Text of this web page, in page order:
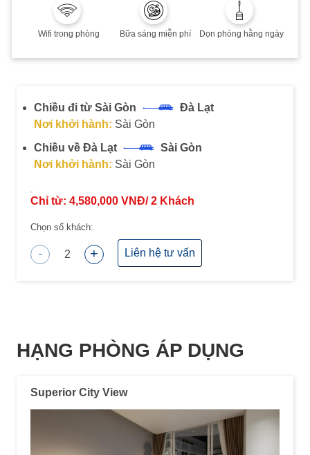
Combo không hoàn, không huỷ, không thay đổi
Wifi trong phòng Bữa sáng miễn phí Dọn phòng hằng ngày
Chiều đi từ Sài Gòn
Đà Lạt
Nơi khởi hành: Sài Gòn
Chiều về Đà Lạt
Sài Gòn
Nơi khởi hành: Sài Gòn
Chỉ từ: 4,580,000 VNĐ/2 Khách
Chọn số khách:
- 2 + Liên hệ tư vấn
HẠNG PHÒNG ÁP DỤNG
Superior City View